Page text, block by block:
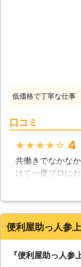
低価格で丁寧な仕事
口コミ
★★★★★ 4
共働きでなかな
けて一度プロに
た。今回は浴室
の手にかかると
願いして本当に
便利屋助っ人参上
『便利屋助っ人